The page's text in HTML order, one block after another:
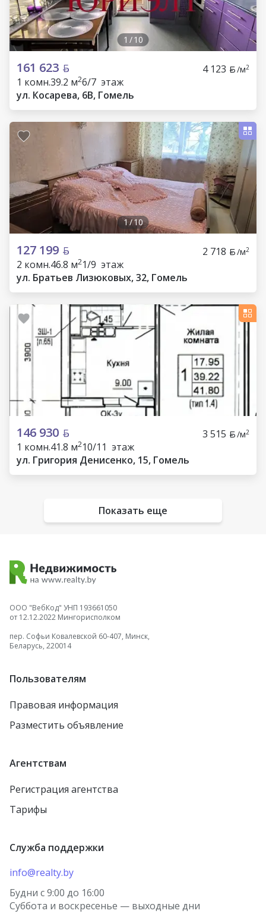
1 /10
161 623 4 123 /м2
1 комн.39.2 м26/7 этаж
ул. Косарева, 6В, Гомель
1/10
127 199 2 718 /м2
2 комн.46.8 м21/9 этаж
ул. Братьев Лизюковых, 32, Гомель
146 930 3 515 /м2
1 комн.41.8 м210/11 этаж
ул. Григория Денисенко, 15, Гомель
Показать еще
ООО "ВебКод" УНП 193661050
от 12.12.2022 Мингорисполком
пер. Софьи Ковалевской 60-407, Минск,
Беларусь, 220014
Пользователям
Правовая информация
Разместить объявление
Агентствам
Регистрация агентства
Тарифы
Служба поддержки
info@realty.by
Будни с 9:00 до 16:00
Суббота и воскресенье — выходные дни